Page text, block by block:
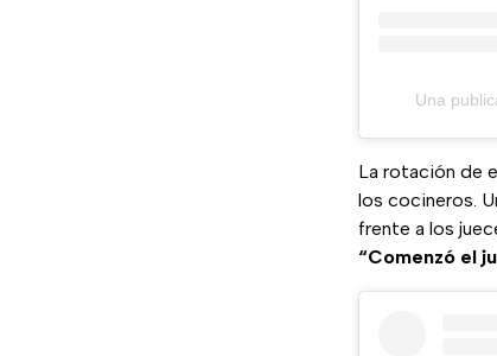
Una
La rotación de
los cocineros.
frente a los
“Comenzó el